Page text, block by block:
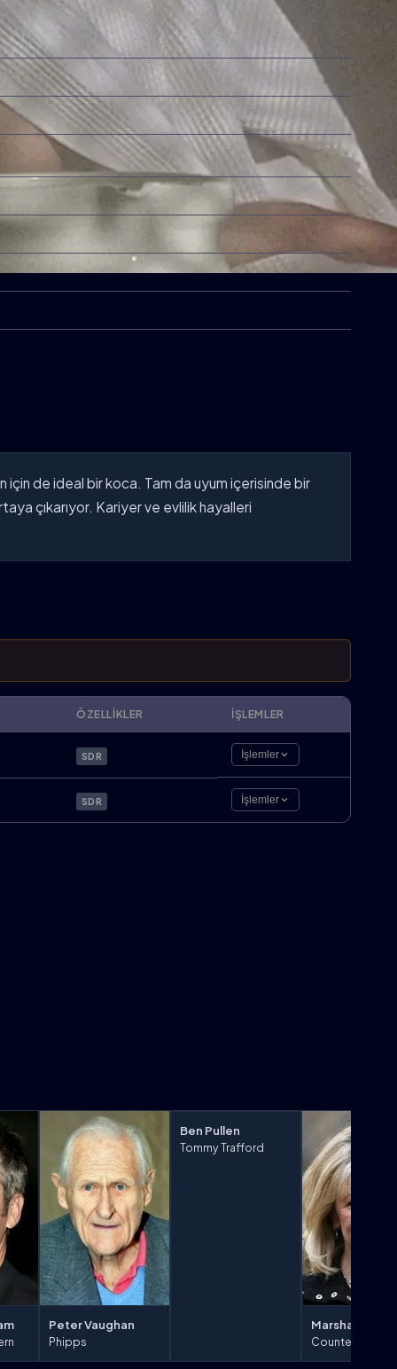
için de ideal bir koca. Tam da uyum içerisinde bir
çıkarıyor. Kariyer ve evlilik hayalleri
ÖZELLIKLER İŞLEMLER
SDR İşlemler
SDR İşlemler
Peter Vaughan
Phipps
Ben Pullen
Tommy Trafford
Marsha
Countess